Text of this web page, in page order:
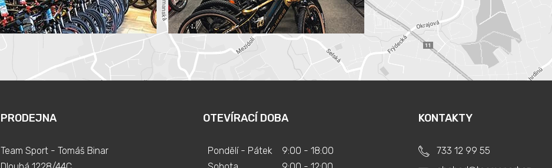
PRODEJNA
Team Sport - Tomáš Binar
OTEVÍRACÍ DOBA
Pondělí - Pátek
9:00 - 18:00
KONTAKTY
733 12 99 55